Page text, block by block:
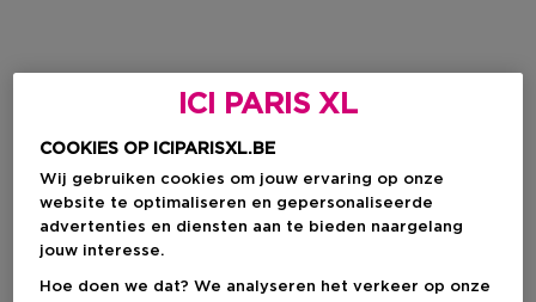
ICI PARIS XL
COOKIES OP ICIPARISXL.BE
Wij gebruiken cookies om jouw ervaring op onze
website te optimaliseren en gepersonaliseerde
advertenties en diensten aan te bieden naargelang
jouw interesse.
Hoe doen we dat? We analyseren het verkeer op onze